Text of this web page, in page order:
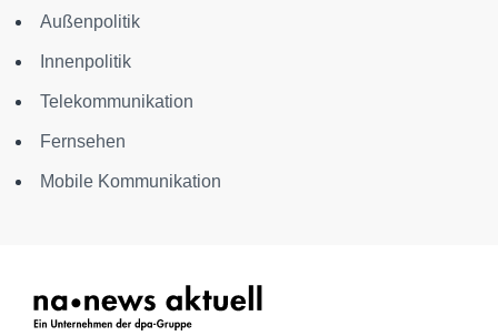
Außenpolitik
Innenpolitik
Telekommunikation
Fernsehen
Mobile Kommunikation